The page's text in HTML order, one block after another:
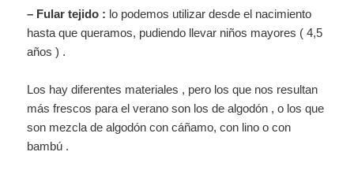
– Fular tejido : lo podemos utilizar desde el nacimiento
hasta que queramos, pudiendo llevar niños mayores ( 4,5
años ) .
Los hay diferentes materiales , pero los que nos resultan
más frescos para el verano son los de algodón , o los que
son mezcla de algodón con cáñamo, con lino o con
bambú .